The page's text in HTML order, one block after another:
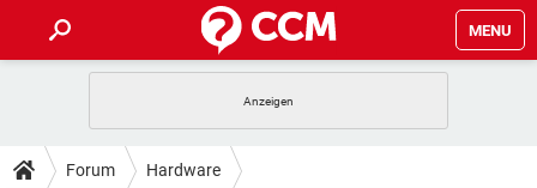
MENU
ANDROID
TIPPS & TRICKS
Forum Hardware